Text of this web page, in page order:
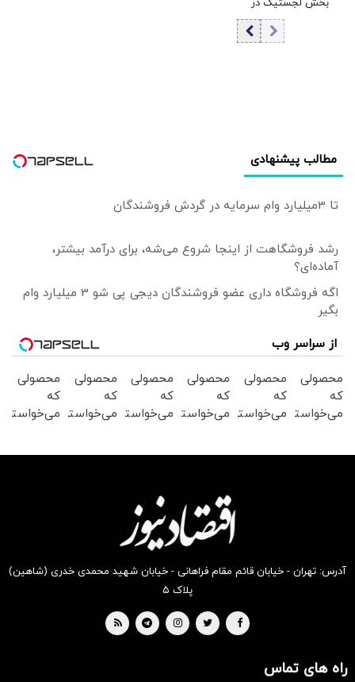
شده است
بخش لجستیک در
بحرانِ جنگ به
روایت عضو اتاق
شدت محدود است
مطالب پیشنهادی
تا 3میلیارد وام سرمایه در گردش فروشندگان
رشد فروشگاهت از اینجا شروع می‌شه، برای درآمد بیشتر،
آماده‌ای؟
اگه فروشگاه داری عضو فروشندگان دیجی پی شو 3 میلیارد وام
بگیر
از سراسر وب
محصولی
که
می‌خواستی
محصولی
که
می‌خواستی
محصولی
که
می‌خواستی
بخر !
محصولی
که
می‌خواستی
بخر !
محصولی
که
می‌خواستی
محصولی
که
می‌خواستی
آدرس: تهران - خیابان قائم مقام فراهانی - خیابان شهید محمدی خدری (شاهین)
پلاک ۵
راه های تماس